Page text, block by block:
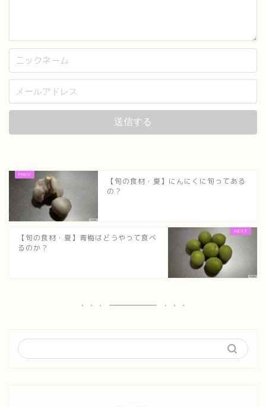
【旬の食材・夏】にんにくに旬ってある
の？
【旬の食材・夏】青梅はどうやって食べ
るのか？